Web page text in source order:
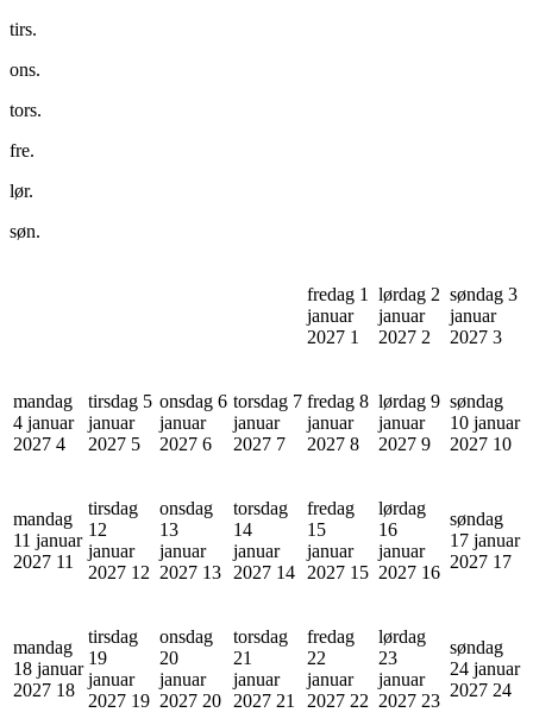
tirs.
ons.
tors.
fre.
lør.
søn.
fredag 1
januar
2027 1
lørdag 2
januar
2027 2
søndag 3
januar
2027 3
mandag
4 januar
2027 4
tirsdag 5
januar
2027 5
onsdag 6
januar
2027 6
torsdag 7
januar
2027 7
fredag 8
januar
2027 8
lørdag 9
januar
2027 9
søndag
10 januar
2027 10
mandag
11 januar
2027 11
tirsdag
12
januar
2027 12
onsdag
13
januar
2027 13
torsdag
14
januar
2027 14
fredag
15
januar
2027 15
lørdag
16
januar
2027 16
søndag
17 januar
2027 17
mandag
18 januar
2027 18
tirsdag
19
januar
2027 19
onsdag
20
januar
2027 20
torsdag
21
januar
2027 21
fredag
22
januar
2027 22
lørdag
23
januar
2027 23
søndag
24 januar
2027 24